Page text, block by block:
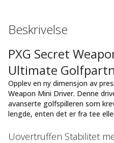
Beskrivelse
PXG Secret
Ultimate
Opplev en ny dimensjon av
Weapon Mini Driver. Denne
avanserte golfspilleren som
lengde, enten det er fra tee
Uovertruffen Stabilitet